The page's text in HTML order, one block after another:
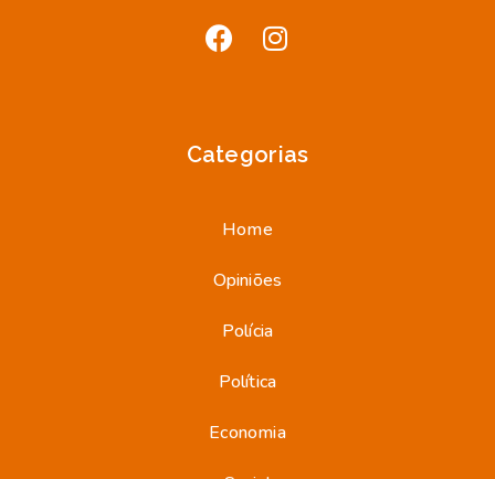
Categorias
Home
Opiniões
Polícia
Política
Economia